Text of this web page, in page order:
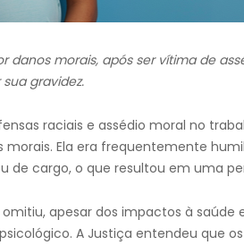
danos morais, após ser vítima de
gravidez.
raciais e assédio moral no
morais. Ela era frequentemente
de cargo, o que resultou em uma
apesar dos impactos à
A Justiça entendeu que